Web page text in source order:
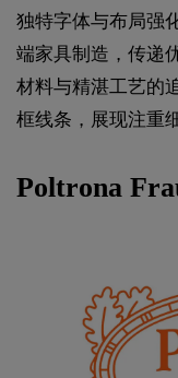
独特字体与布局强
端家具制造，传递
材料与精湛工艺的
框线条，展现注重
Poltrona